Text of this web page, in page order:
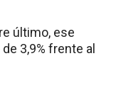
último, ese
3,9% frente al